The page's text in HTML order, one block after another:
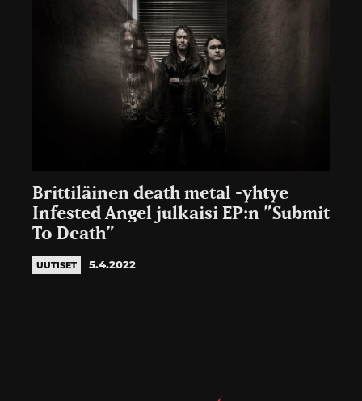
Brittiläinen death metal -yhtye
Infested Angel julkaisi EP:n ”Submit
To Death”
UUTISET 5.4.2022